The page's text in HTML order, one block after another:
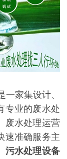
家集设计、
专业的废水处
废水处理运营
速准确服务主
污水处理设备